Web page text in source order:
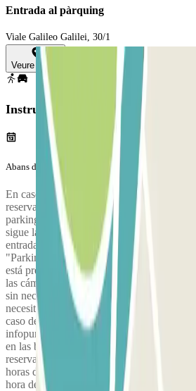
Entrada al pàrquing
Viale Galileo Galilei, 30/1
Veure mapa
Instruccions
Abans del teu viatge
En caso de necesidad, comunica la
reserva. La encontrarás en el voucher justo
parking.<br> Una vez que entres en el
sigue las señales hacia el parking Park
entrada del parking Park P4 incluso si la
"Parking Completo," pero recuerda NO
está presente.<br> 2. Tu matrícula será
las cámaras en la barrera de entrada, y la
sin necesidad de presionar ningún botón:
necesitarás si tu estancia excede el período
caso de problemas o si no se lee la
infopunto del estacionamiento usando el
en las barreras de entrada y salida,
reserva.<br> Puedes acceder al parking
horas después de la hora de entrada
hora de salida en el voucher es obligatoria.